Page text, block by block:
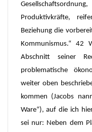
Produktivkräfte,
Beziehung die
Kommunismus.“ 42
Abschnitt seiner
problematische
weiter oben
kommen (Jacobs
Ware“), auf die ich
sei nur: Neben dem